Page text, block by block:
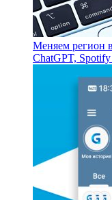
Меняем регион
ChatGPT,